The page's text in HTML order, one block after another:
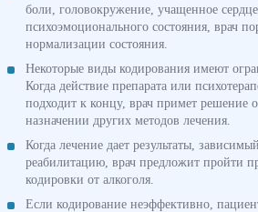
боли, головокружение, учащенное
психоэмоционального состояния, врач
нормализации состояния.
Некоторые виды кодирования имеют
Когда действие препарата или
подходит к концу, врач примет решение
назначении других методов лечения.
Когда лечение дает результаты,
реабилитацию, врач предложит пройти
кодировки от алкоголя.
Если кодирование неэффективно,